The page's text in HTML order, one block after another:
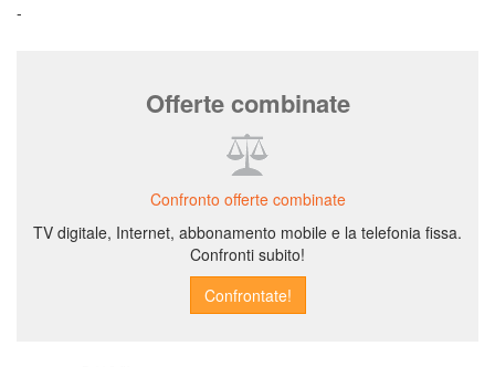
-
Offerte combinate
Confronto offerte combinate
TV digitale, Internet, abbonamento mobile e la telefonia fissa.
Confronti subito!